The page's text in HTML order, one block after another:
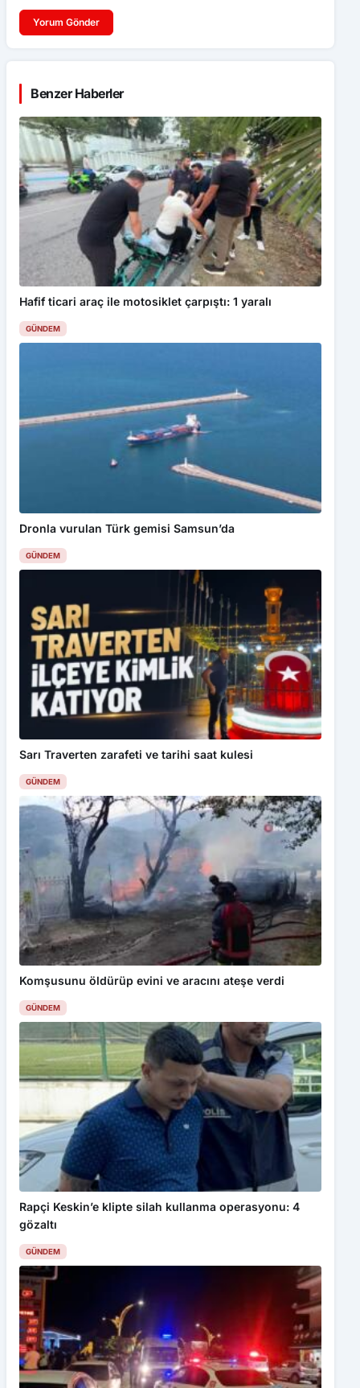
Yorum Gönder
Benzer Haberler
Hafif ticari araç ile motosiklet çarpıştı: 1 yaralı
GÜNDEM
Dronla vurulan Türk gemisi Samsun’da
GÜNDEM
Sarı Traverten zarafeti ve tarihi saat kulesi
GÜNDEM
Komşusunu öldürüp evini ve aracını ateşe verdi
GÜNDEM
Rapçi Keskin’e klipte silah kullanma operasyonu: 4
gözaltı
GÜNDEM